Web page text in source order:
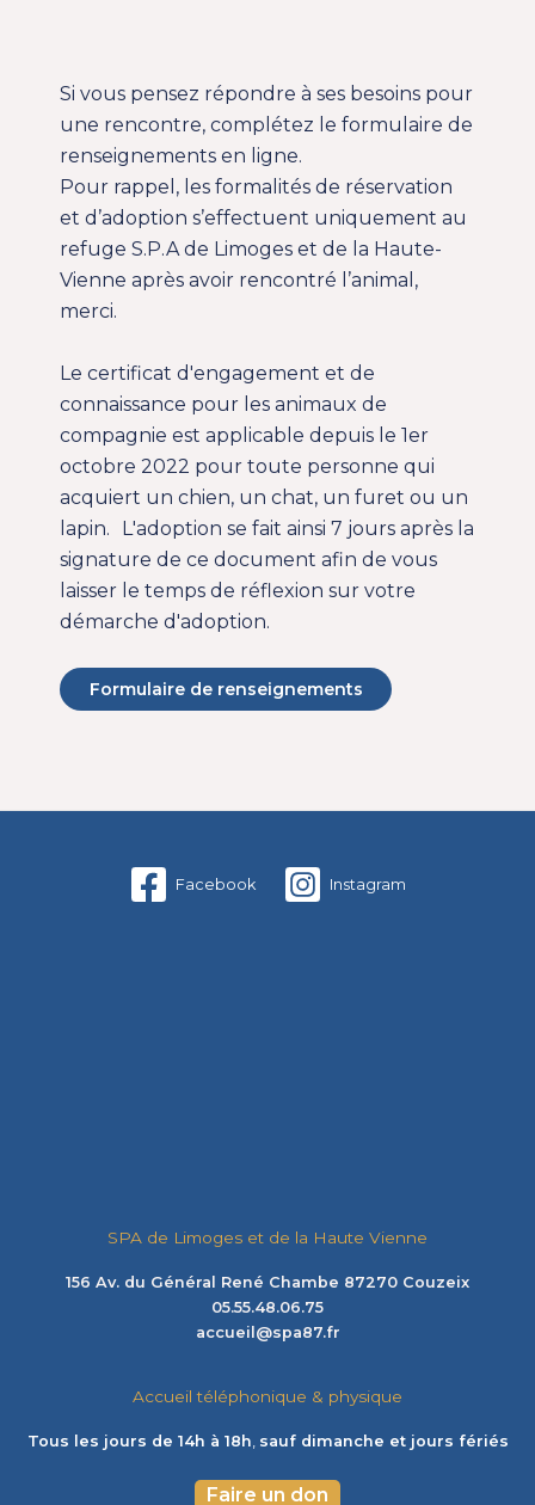
Si vous pensez répondre à ses besoins pour
une rencontre, complétez le formulaire de
renseignements en ligne.
Pour rappel, les formalités de réservation
et d’adoption s’effectuent uniquement au
refuge S.P.A de Limoges et de la Haute-
Vienne après avoir rencontré l’animal,
merci.
Le certificat d'engagement et de
connaissance pour les animaux de
compagnie est applicable depuis le 1er
octobre 2022 pour toute personne qui
acquiert un chien, un chat, un furet ou un
lapin. L'adoption se fait ainsi 7 jours après la
signature de ce document afin de vous
laisser le temps de réflexion sur votre
démarche d'adoption.
Formulaire de renseignements
Facebook Instagram
SPA de Limoges et de la Haute Vienne
156 Av. du Général René Chambe 87270 Couzeix
05.55.48.06.75
accueil@spa87.fr
Accueil téléphonique & physique
Tous les jours de 14h à 18h, sauf dimanche et jours fériés
Faire un don